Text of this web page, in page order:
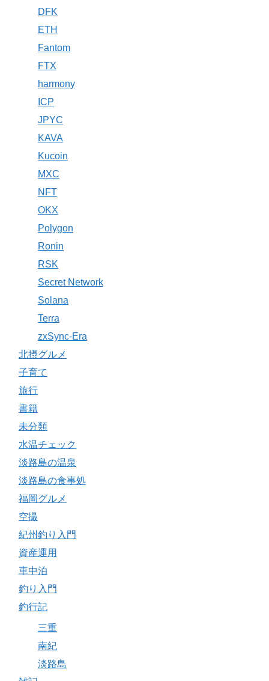
DFK
ETH
Fantom
FTX
harmony
ICP
JPYC
KAVA
Kucoin
MXC
NFT
OKX
Polygon
Ronin
RSK
Secret Network
Solana
Terra
zxSync-Era
北摂グルメ
子育て
旅行
書籍
未分類
水温チェック
淡路島の温泉
淡路島の食事処
福岡グルメ
空撮
紀州釣り入門
資産運用
車中泊
釣り入門
釣行記
三重
南紀
淡路島